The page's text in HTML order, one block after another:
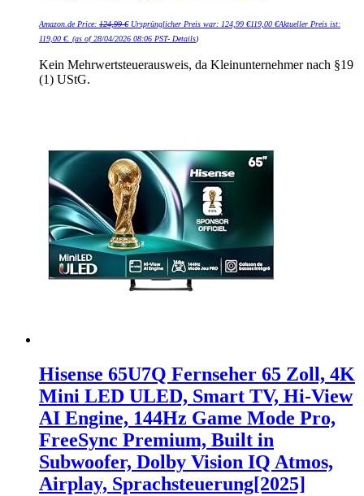
Amazon.de Price: 124,99€ Ursprünglicher Preis war: 124,99 €119,00 €Aktueller Preis ist:
119,00 €. (as of 28/04/2026 08:06 PST- Details)
Kein Mehrwertsteuerausweis, da Kleinunternehmer nach §19
(1) UStG.
Hisense 65U7Q Fernseher 65 Zoll, 4K
Mini LED ULED, Smart TV, Hi-View
AI Engine, 144Hz Game Mode Pro,
FreeSync Premium, Built in
Subwoofer, Dolby Vision IQ Atmos,
Airplay, Sprachsteuerung[2025]